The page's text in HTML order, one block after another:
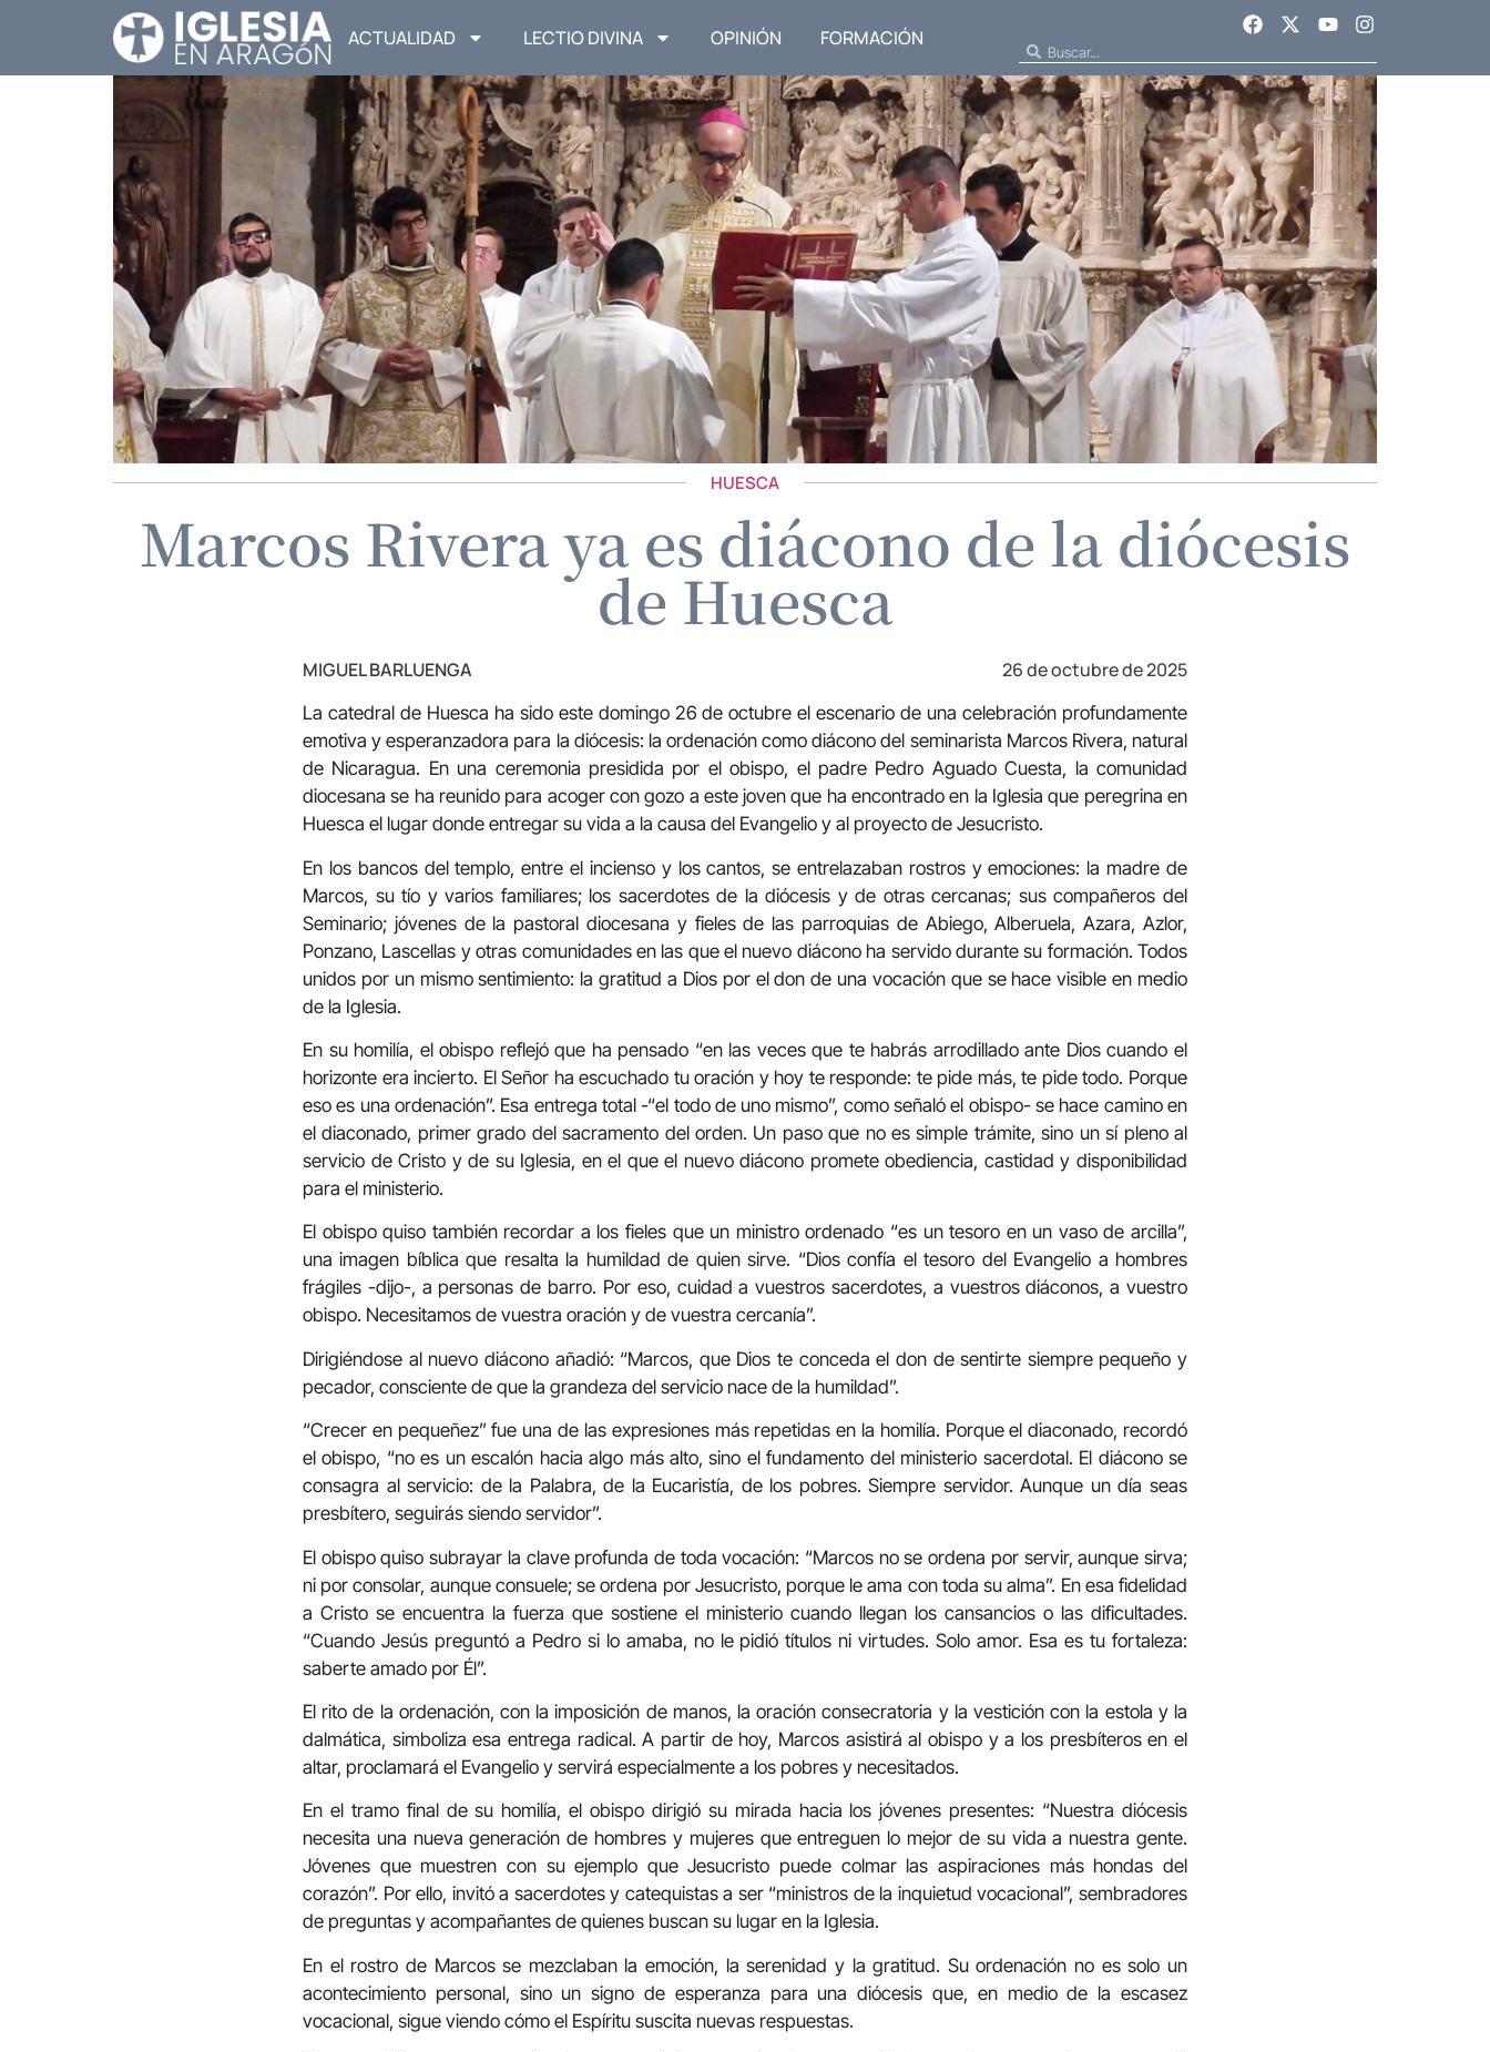
ACTUALIDAD LECTIO DIVINA OPINIÓN FORMACIÓN
HUESCA
Marcos Rivera ya es diácono de la diócesis
de Huesca
MIGUEL BARLUENGA 26 de octubre de 2025
La catedral de Huesca ha sido este domingo 26 de octubre el escenario de una celebración profundamente
emotiva y esperanzadora para la diócesis: la ordenación como diácono del seminarista Marcos Rivera, natural
de Nicaragua. En una ceremonia presidida por el obispo, el padre Pedro Aguado Cuesta, la comunidad
diocesana se ha reunido para acoger con gozo a este joven que ha encontrado en la Iglesia que peregrina en
Huesca el lugar donde entregar su vida a la causa del Evangelio y al proyecto de Jesucristo.
En los bancos del templo, entre el incienso y los cantos, se entrelazaban rostros y emociones: la madre de
Marcos, su tío y varios familiares; los sacerdotes de la diócesis y de otras cercanas; sus compañeros del
Seminario; jóvenes de la pastoral diocesana y fieles de las parroquias de Abiego, Alberuela, Azara, Azlor,
Ponzano, Lascellas y otras comunidades en las que el nuevo diácono ha servido durante su formación. Todos
unidos por un mismo sentimiento: la gratitud a Dios por el don de una vocación que se hace visible en medio
de la Iglesia.
En su homilía, el obispo reflejó que ha pensado “en las veces que te habrás arrodillado ante Dios cuando el
horizonte era incierto. El Señor ha escuchado tu oración y hoy te responde: te pide más, te pide todo. Porque
eso es una ordenación”. Esa entrega total -“el todo de uno mismo”, como señaló el obispo- se hace camino en
el diaconado, primer grado del sacramento del orden. Un paso que no es simple trámite, sino un sí pleno al
servicio de Cristo y de su Iglesia, en el que el nuevo diácono promete obediencia, castidad y disponibilidad
para el ministerio.
El obispo quiso también recordar a los fieles que un ministro ordenado “es un tesoro en un vaso de arcilla”,
una imagen bíblica que resalta la humildad de quien sirve. “Dios confía el tesoro del Evangelio a hombres
frágiles -dijo-, a personas de barro. Por eso, cuidad a vuestros sacerdotes, a vuestros diáconos, a vuestro
obispo. Necesitamos de vuestra oración y de vuestra cercanía”.
Dirigiéndose al nuevo diácono añadió: “Marcos, que Dios te conceda el don de sentirte siempre pequeño y
pecador, consciente de que la grandeza del servicio nace de la humildad”.
“Crecer en pequeñez” fue una de las expresiones más repetidas en la homilía. Porque el diaconado, recordó
el obispo, “no es un escalón hacia algo más alto, sino el fundamento del ministerio sacerdotal. El diácono se
consagra al servicio: de la Palabra, de la Eucaristía, de los pobres. Siempre servidor. Aunque un día seas
presbítero, seguirás siendo servidor”.
El obispo quiso subrayar la clave profunda de toda vocación: “Marcos no se ordena por servir, aunque sirva;
ni por consolar, aunque consuele; se ordena por Jesucristo, porque le ama con toda su alma”. En esa fidelidad
a Cristo se encuentra la fuerza que sostiene el ministerio cuando llegan los cansancios o las dificultades.
“Cuando Jesús preguntó a Pedro si lo amaba, no le pidió títulos ni virtudes. Solo amor. Esa es tu fortaleza:
saberte amado por Él”.
El rito de la ordenación, con la imposición de manos, la oración consecratoria y la vestición con la estola y la
dalmática, simboliza esa entrega radical. A partir de hoy, Marcos asistirá al obispo y a los presbíteros en el
altar, proclamará el Evangelio y servirá especialmente a los pobres y necesitados.
En el tramo final de su homilía, el obispo dirigió su mirada hacia los jóvenes presentes: “Nuestra diócesis
necesita una nueva generación de hombres y mujeres que entreguen lo mejor de su vida a nuestra gente.
Jóvenes que muestren con su ejemplo que Jesucristo puede colmar las aspiraciones más hondas del
corazón”. Por ello, invitó a sacerdotes y catequistas a ser “ministros de la inquietud vocacional”, sembradores
de preguntas y acompañantes de quienes buscan su lugar en la Iglesia.
En el rostro de Marcos se mezclaban la emoción, la serenidad y la gratitud. Su ordenación no es solo un
acontecimiento personal, sino un signo de esperanza para una diócesis que, en medio de la escasez
vocacional, sigue viendo cómo el Espíritu suscita nuevas respuestas.